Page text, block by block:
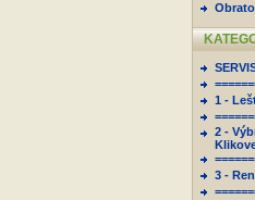
1 -
2 -
3 -